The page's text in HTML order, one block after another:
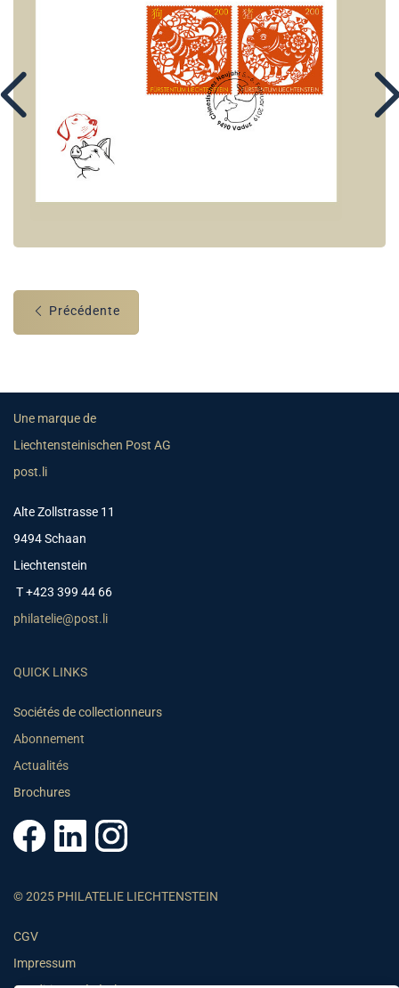
Précédente
Une marque de
Liechtensteinischen Post AG
post.li
Alte Zollstrasse 11
9494 Schaan
Liechtenstein
T +423 399 44 66
philatelie@post.li
QUICK LINKS
Sociétés de collectionneurs
Abonnement
Actualités
Brochures
© 2025 PHILATELIE LIECHTENSTEIN
CGV
Impressum